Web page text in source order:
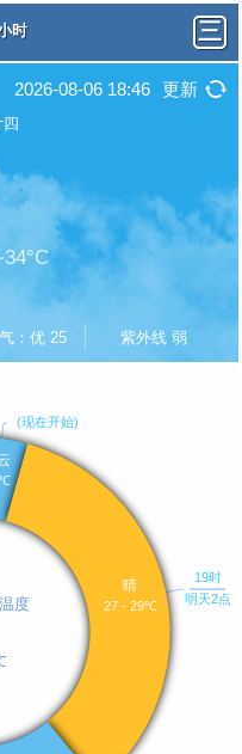
时
2026-08-06 18:46 更新
：优 25 紫外线 弱